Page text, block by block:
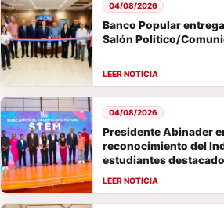
Banco Popular
Salón Político/
04/08/2026
Presidente Abinader
reconocimiento del
estudiantes
vocaciones STEM
04/08/2026